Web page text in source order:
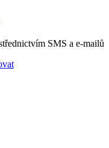
SMS a e-mailů